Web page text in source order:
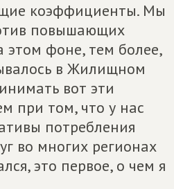
коэффициенты. Мы
повышающих
фоне, тем более,
в Жилищном
вот эти
при том, что у нас
потребления
во многих регионах
это первое, о чем я